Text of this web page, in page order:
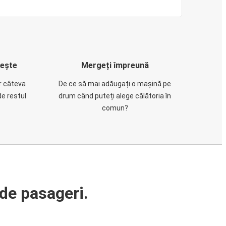
câteva
restul
Mergeți împreună
De ce să mai adăugați o mașină pe
drum când puteți alege călătoria în
comun?
pasageri.